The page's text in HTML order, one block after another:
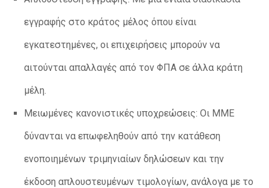
εγγραφής στο κράτος μέλος όπου είναι
εγκατεστημένες, οι επιχειρήσεις μπορούν να
αιτούνται απαλλαγές από τον ΦΠΑ σε άλλα κράτη
μέλη.
Μειωμένες κανονιστικές υποχρεώσεις: Οι ΜΜΕ
δύνανται να επωφεληθούν από την κατάθεση
ενοποιημένων τριμηνιαίων δηλώσεων και την
έκδοση απλουστευμένων τιμολογίων, ανάλογα με το